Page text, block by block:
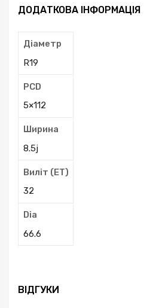
ДОДАТКОВА ІНФОРМАЦІЯ
Діаметр
R19
PCD
5×112
Ширина
8.5j
Виліт (ЕТ)
32
Dia
66.6
ВІДГУКИ